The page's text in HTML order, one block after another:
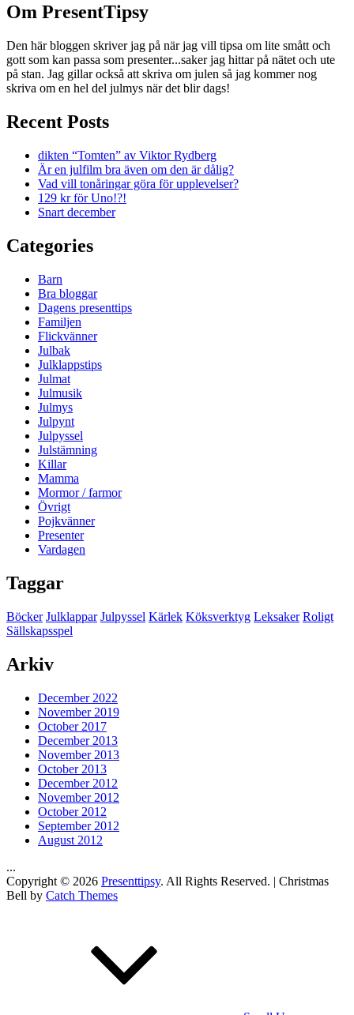
Om PresentTipsy
Den här bloggen skriver jag på när jag vill tipsa om lite smått och
gott som kan passa som presenter...saker jag hittar på nätet och ute
på stan. Jag gillar också att skriva om julen så jag kommer nog
skriva om en hel del julmys när det blir dags!
Recent Posts
dikten “Tomten” av Viktor Rydberg
Är en julfilm bra även om den är dålig?
Vad vill tonåringar göra för upplevelser?
129 kr för Uno!?!
Snart december
Categories
Barn
Bra bloggar
Dagens presenttips
Familjen
Flickvänner
Julbak
Julklappstips
Julmat
Julmusik
Julmys
Julpynt
Julpyssel
Julstämning
Killar
Mamma
Mormor / farmor
Övrigt
Pojkvänner
Presenter
Vardagen
Taggar
Böcker Julklappar Julpyssel Kärlek Köksverktyg Leksaker Roligt
Sällskapsspel
Arkiv
December 2022
November 2019
October 2017
December 2013
November 2013
October 2013
December 2012
November 2012
October 2012
September 2012
August 2012
...
Copyright © 2026 Presenttipsy. All Rights Reserved. | Christmas
Bell by Catch Themes